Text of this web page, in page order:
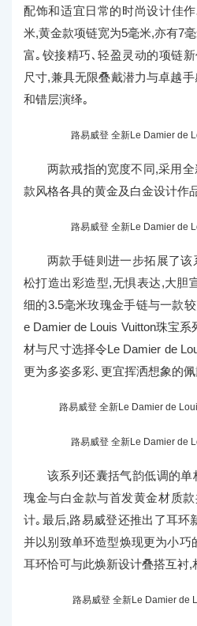
配饰和适宜日常的时尚设计佳
米,黄金款项链宽为5毫米,亦有7
富｡铰接精巧､轻盈灵动的项链
尺寸,兼具无限叠戴潜力与卓越
和错层演绎｡
路易威登 全新Le Damier de
两款戒指的宽度不同,采用
款风格各具的黄金及白金设计作
路易威登 全新Le Damier de
两款手链则进一步拓展了
松打造出彩造型,无惧表达,大胆
细的3.5毫米玫瑰金手链与一款
e Damier de Louis Vuitton珠宝
材与尺寸选择令Le Damier de
更为多姿多彩､更宜挥洒想象的佩
路易威登 全新Le Damier de
路易威登 全新Le Damier de
该系列还囊括气韵低调的
瑰金与白金款与首发黄金材质
计｡最后,路易威登还推出了耳环
并以别致单环造型焕现更为小巧
耳环恰可与此焕新设计叠搭互衬,
路易威登 全新Le Damier de